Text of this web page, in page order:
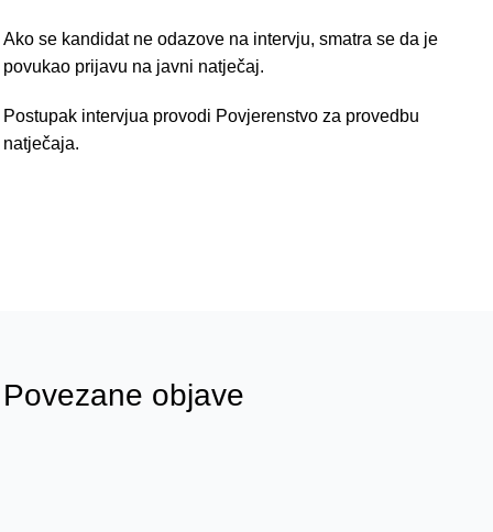
Ako se kandidat ne odazove na intervju, smatra se da je
povukao prijavu na javni natječaj.
Postupak intervjua provodi Povjerenstvo za provedbu
natječaja.
Povezane objave